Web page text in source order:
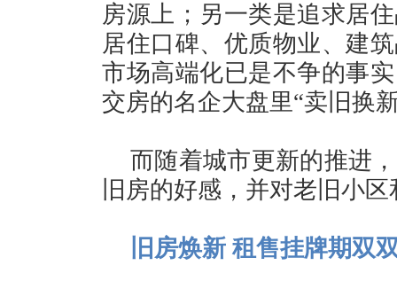
房源上；另一类是追求居
居住口碑、优质物业、建
市场高端化已是不争的事
交房的名企大盘里“卖旧换
而随着城市更新的推进
旧房的好感，并对老旧小
旧房焕新 租售挂牌期双